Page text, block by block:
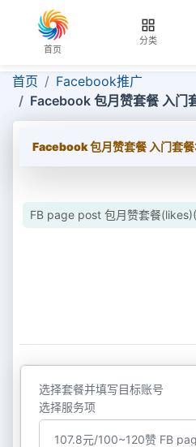
首页
分类
首页
Facebook推广
Facebook 包月赞套餐 入门
Facebook 包月赞套餐 入门套
FB page post 包月赞套餐
选择套餐并填写目标账号
选择服务项